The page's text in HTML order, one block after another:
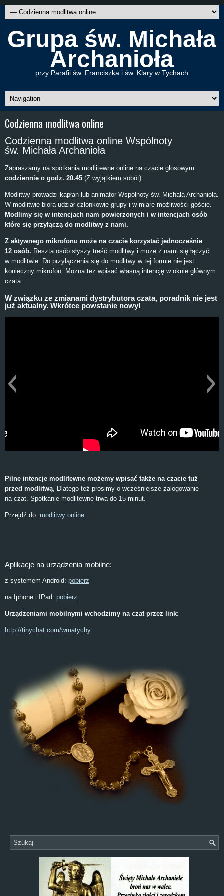
Grupa św. Michała
Archanioła
przy Parafii św. Franciszka i św. Klary w Tychach
Codzienna modlitwa online
Codzienna modlitwa online Wspólnoty
św. Michała Archanioła
Zapraszamy na spotkania modlitewne online na czacie głosowym
codziennie o godz. 20.45 (Z wyjątkiem sobót)
Modlitwy prowadzi kapłan lub animator Wspólnoty św. Michała Archanioła.
W modlitwie biorą udział członkowie grupy i w miarę możliwości goście.
Modlimy się w intencjach nam powierzonych i w intencjach osób
które się przyłączą do modlitwy z nami.
Z aktywnego mikrofonu może na czacie korzystać jednocześnie
12 osób. Reszta osób słyszy treść modlitwy i może z nami się łączyć
w modlitwie. Do przyłączenia się do modlitwy w tej formie nie jest
konieczny mikrofon. Można też wpisać własną intencję w oknie głównym
czata.
W związku ze zmianami dystrybutora czata, poradnik nie jest
już aktualny. Wkrótce powstanie nowy!
Pilne intencje modlitewne możemy wpisać także na czacie tuż
przed modlitwą , Dlatego też prosimy o wcześniejsze zalogowanie
na czat. Spotkanie modlitewne trwa do 15 minut.
Przejdź do: modlitwy online
Aplikacje na urządzenia mobilne:
z systemem Android: pobierz
na Iphone i IPad: pobierz
Urządzeniami mobilnymi wchodzimy na czat przez link:
http://tinychat.com/wmatychy